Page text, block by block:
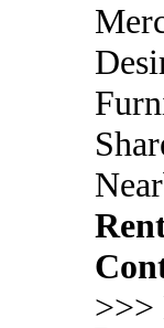
>>>